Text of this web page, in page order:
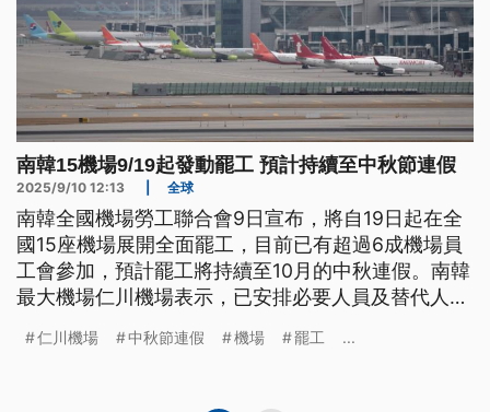
南韓15機場9/19起發動罷工 預計持續至中秋節連假
2025/9/10 12:13 全球
南韓全國機場勞工聯合會9日宣布，將自19日起在全
國15座機場展開全面罷工，目前已有超過6成機場員
工會參加，預計罷工將持續至10月的中秋連假。南韓
最大機場仁川機場表示，已安排必要人員及替代人
仁川機場 中秋節連假 機場 罷工 ...